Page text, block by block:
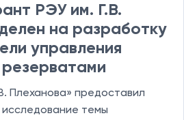
РЭУ им. Г.В.
на разработку
управления
Плеханова» предоставил
исследование темы